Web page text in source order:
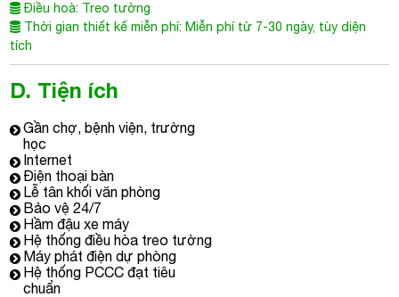
Điều hoà: Treo tường
Thời gian thiết kế miễn phí: Miễn phí từ 7-30 ngày, tùy diện
tích
D. Tiện ích
Gần chợ, bệnh viện, trường
học
Internet
Điện thoại bàn
Lễ tân khối văn phòng
Bảo vệ 24/7
Hầm đậu xe máy
Hệ thống điều hòa treo tường
Máy phát điện dự phòng
Hệ thống PCCC đạt tiêu
chuẩn